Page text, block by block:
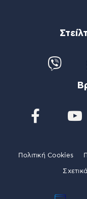
Πολιτική Cookies